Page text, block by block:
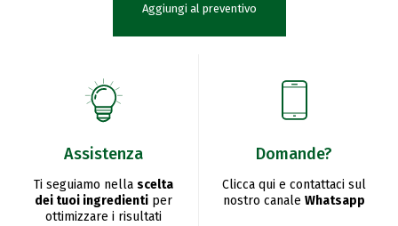
Aggiungi al preventivo
Assistenza
Ti seguiamo nella scelta
dei tuoi ingredienti per
ottimizzare i risultati
Domande?
Clicca qui e contattaci sul
nostro canale Whatsapp